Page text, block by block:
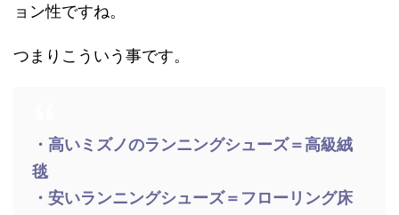
ョン性ですね。
つまりこういう事です。
・高いミズノのランニングシューズ＝高級絨
毯
・安いランニングシューズ＝フローリング床